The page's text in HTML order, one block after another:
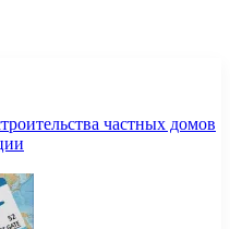
частных домов